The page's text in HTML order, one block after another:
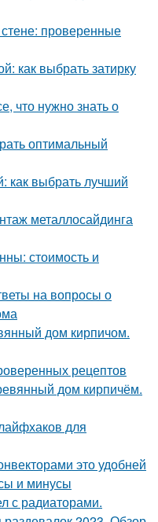
проверенные
как выбрать затирку
что нужно знать о
оптимальный
как выбрать лучший
металлосайдинга
стоимость и
на вопросы о
дом кирпичом.
рецептов
дом кирпичём.
для
это удобней
и минусы
с радиаторами.